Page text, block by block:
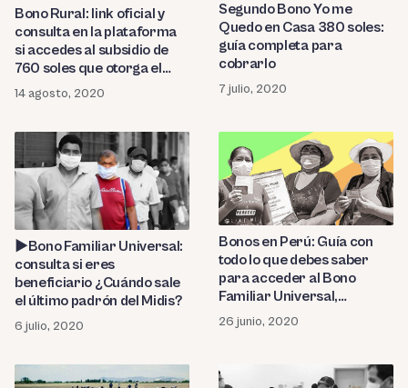
Bono Rural: link oficial y
consulta en la plataforma
si accedes al subsidio de
760 soles que otorga el
Estado Peruano
14 agosto, 2020
Segundo Bono Yo me
Quedo en Casa 380 soles:
guía completa para
cobrarlo
7 julio, 2020
►Bono Familiar Universal:
consulta si eres
beneficiario ¿Cuándo sale
el último padrón del Midis?
6 julio, 2020
Bonos en Perú: Guía con
todo lo que debes saber
para acceder al Bono
Familiar Universal,
segundo Bono 380 soles,
Bono Rural y Bono
26 junio, 2020